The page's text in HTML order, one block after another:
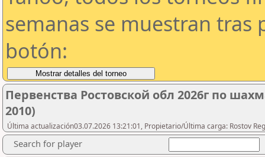
semanas se muestran tras
botón:
Первенства Ростовской обл 2026г по
2010)
Última actualización03.07.2026 13:21:01, Propietario/Última carga: Rostov
Search for player